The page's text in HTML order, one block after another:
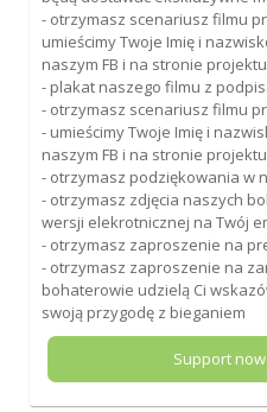
- otrzymasz scenariusz filmu
umieścimy Twoje Imię i
naszym FB i na stronie projektu
- plakat naszego filmu z
- otrzymasz scenariusz filmu
- umieścimy Twoje Imię i
naszym FB i na stronie projektu
- otrzymasz podziękowania w
- otrzymasz zdjęcia naszych
wersji elekrotnicznej na Twój
- otrzymasz zaproszenie na
- otrzymasz zaproszenie na
bohaterowie udzielą Ci
swoją przygodę z bieganiem
Support now